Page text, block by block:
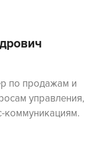
по продажам и
управления,
коммуникациям.